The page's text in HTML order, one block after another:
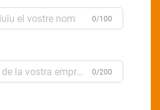
0/100
0/200